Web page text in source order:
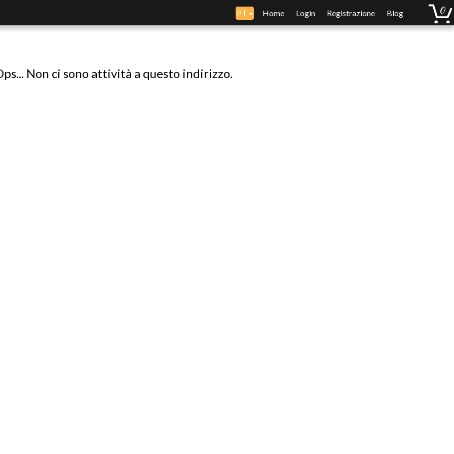
PT Home Login Registrazione Blog
Non ci sono attività a questo indirizzo.